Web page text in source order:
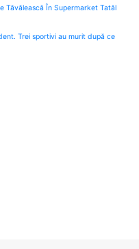
Tăvălească În Supermarket Tatăl
Trei sportivi au murit după ce